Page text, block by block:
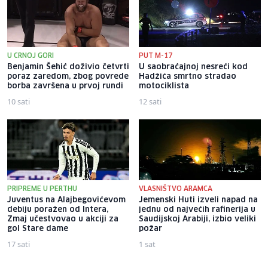
U CRNOJ GORI
Benjamin Šehić doživio četvrti
poraz zaredom, zbog povrede
borba završena u prvoj rundi
10 sati
PUT M-17
U saobraćajnoj nesreći kod
Hadžića smrtno stradao
motociklista
12 sati
PRIPREME U PERTHU
Juventus na Alajbegovićevom
debiju poražen od Intera,
Zmaj učestvovao u akciji za
gol Stare dame
17 sati
VLASNIŠTVO ARAMCA
Jemenski Huti izveli napad na
jednu od najvećih rafinerija u
Saudijskoj Arabiji, izbio veliki
požar
1 sat